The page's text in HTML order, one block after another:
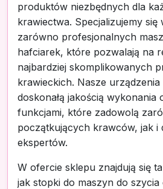
produktów niezbędnych dla
krawiectwa. Specjalizujemy się
zarówno profesjonalnych
hafciarek, które pozwalają na
najbardziej skomplikowanych
krawieckich. Nasze
doskonałą jakością
funkcjami, które zadowolą
początkujących krawców, jak i
ekspertów.
W ofercie sklepu znajdują się
jak stopki do maszyn do